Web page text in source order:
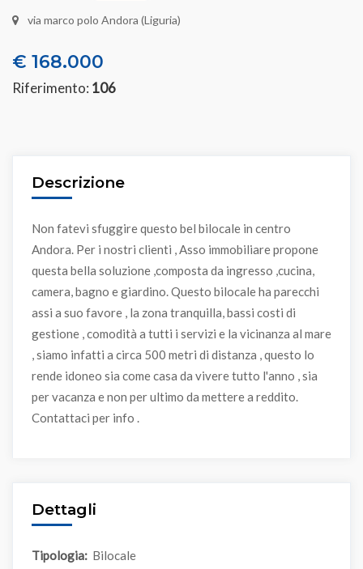
via marco polo Andora (Liguria)
€ 168.000
Riferimento: 106
Descrizione
Non fatevi sfuggire questo bel bilocale in centro
Andora. Per i nostri clienti , Asso immobiliare propone
questa bella soluzione ,composta da ingresso ,cucina,
camera, bagno e giardino. Questo bilocale ha parecchi
assi a suo favore , la zona tranquilla, bassi costi di
gestione , comodità a tutti i servizi e la vicinanza al mare
, siamo infatti a circa 500 metri di distanza , questo lo
rende idoneo sia come casa da vivere tutto l'anno , sia
per vacanza e non per ultimo da mettere a reddito.
Contattaci per info .
Dettagli
Tipologia: Bilocale